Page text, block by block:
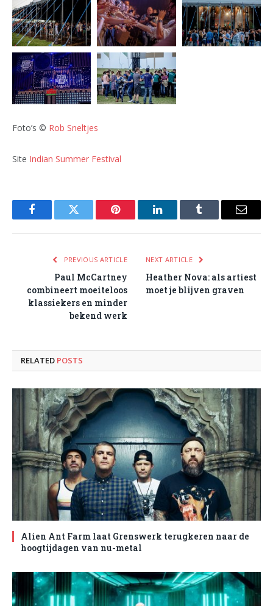
Foto’s © Rob Sneltjes
Site Indian Summer Festival
FacebookTwitter Pinterest LinkedInTumblr Email
PREVIOUS ARTICLE
Paul McCartney
combineert moeiteloos
klassiekers en minder
bekend werk
NEXT ARTICLE
Heather Nova: als artiest
moet je blijven graven
RELATED POSTS
Alien Ant Farm laat Grenswerk terugkeren naar de
hoogtijdagen van nu-metal